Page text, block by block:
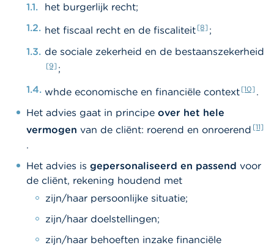
het burgerlijk recht;
het fiscaal recht en de fiscaliteit [8] ;
de sociale zekerheid en de bestaanszekerheid
[9] ;
whde economische en financiële context [10] .
Het advies gaat in principe over het hele
vermogen van de cliënt: roerend en onroerend [11]
.
Het advies is gepersonaliseerd en passend voor
de cliënt, rekening houdend met
zijn/haar persoonlijke situatie;
zijn/haar doelstellingen;
zijn/haar behoeften inzake financiële